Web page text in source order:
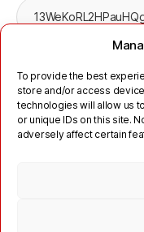
To provide the best
store and/or access
technologies will allow us
or unique IDs on this site.
adversely affect certain